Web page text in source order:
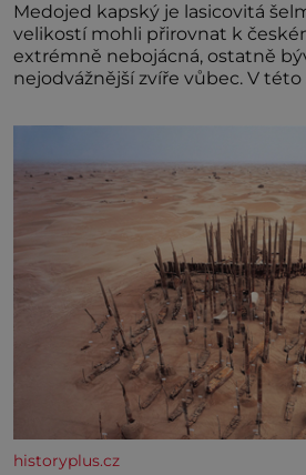
Medojed kapský je lasicovitá
velikostí mohli přirovnat k
extrémně nebojácná, ostatně
nejodvážnější zvíře vůbec. V
historyplus.cz